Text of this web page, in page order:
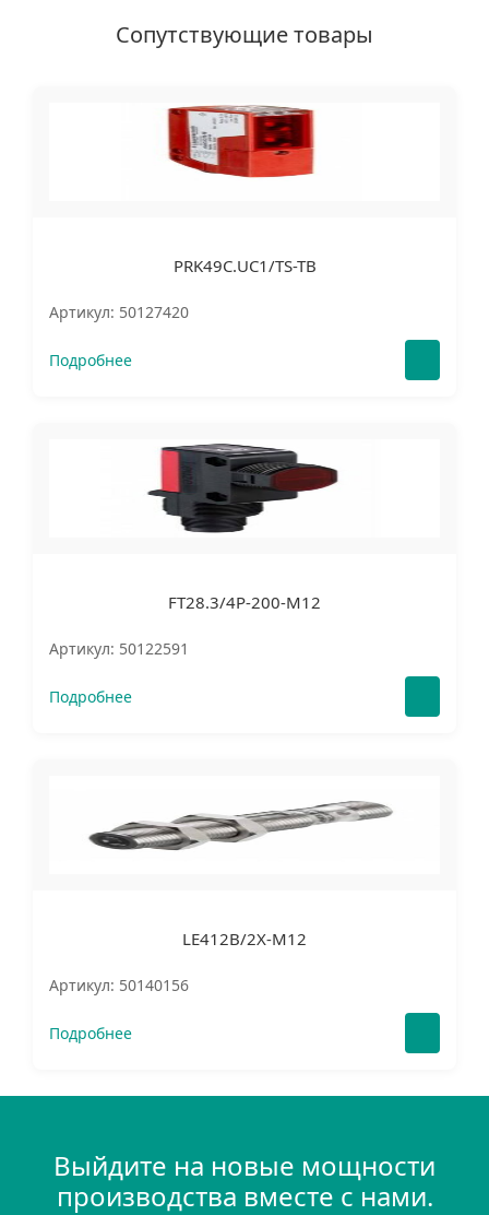
Сопутствующие товары
PRK49C.UC1/TS-TB
Артикул: 50127420
Подробнее
FT28.3/4P-200-M12
Артикул: 50122591
Подробнее
LE412B/2X-M12
Артикул: 50140156
Подробнее
Выйдите на новые мощности
производства вместе с нами.